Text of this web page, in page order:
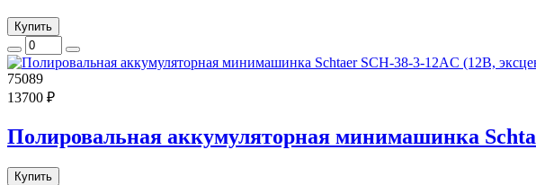
Купить
75089
13700 ₽
Полировальная аккумуляторная минимашинка
Купить